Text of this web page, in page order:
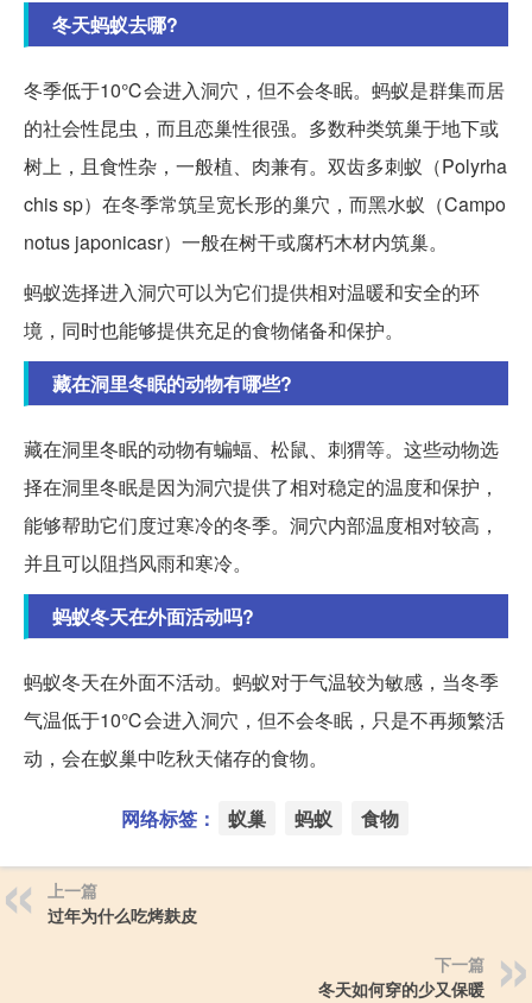
冬天蚂蚁去哪?
冬季低于10℃会进入洞穴，但不会冬眠。蚂蚁是群集而居
的社会性昆虫，而且恋巢性很强。多数种类筑巢于地下或
树上，且食性杂，一般植、肉兼有。双齿多刺蚁（Polyrha
chis sp）在冬季常筑呈宽长形的巢穴，而黑水蚁（Campo
notus japonicasr）一般在树干或腐朽木材内筑巢。
蚂蚁选择进入洞穴可以为它们提供相对温暖和安全的环
境，同时也能够提供充足的食物储备和保护。
藏在洞里冬眠的动物有哪些?
藏在洞里冬眠的动物有蝙蝠、松鼠、刺猬等。这些动物选
择在洞里冬眠是因为洞穴提供了相对稳定的温度和保护，
能够帮助它们度过寒冷的冬季。洞穴内部温度相对较高，
并且可以阻挡风雨和寒冷。
蚂蚁冬天在外面活动吗?
蚂蚁冬天在外面不活动。蚂蚁对于气温较为敏感，当冬季
气温低于10℃会进入洞穴，但不会冬眠，只是不再频繁活
动，会在蚁巢中吃秋天储存的食物。
网络标签： 蚁巢 蚂蚁 食物
上一篇
过年为什么吃烤麸皮
下一篇
冬天如何穿的少又保暖